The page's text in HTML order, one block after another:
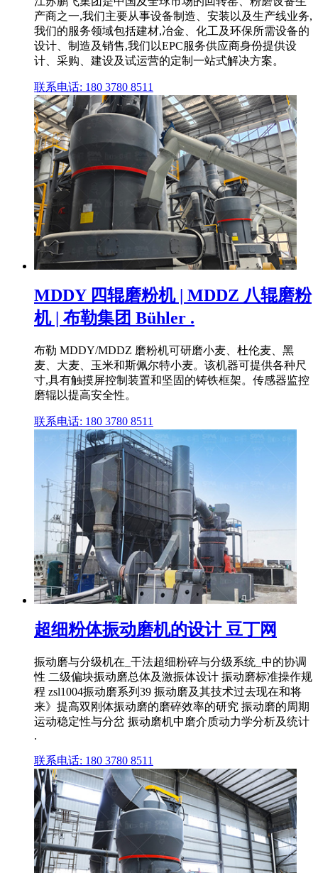
产商之一,我们主要从事设备制造、安装以及生产线业务,
我们的服务领域包括建材,冶金、化工及环保所需设备的
设计、制造及销售,我们以EPC服务供应商身份提供设
计、采购、建设及试运营的定制一站式解决方案。
联系电话: 180 3780 8511
MDDY 四辊磨粉机 | MDDZ 八辊磨粉
机 | 布勒集团 Bühler .
布勒 MDDY/MDDZ 磨粉机可研磨小麦、杜伦麦、黑
麦、大麦、玉米和斯佩尔特小麦。该机器可提供各种尺
寸,具有触摸屏控制装置和坚固的铸铁框架。传感器监控
磨辊以提高安全性。
联系电话: 180 3780 8511
超细粉体振动磨机的设计 豆丁网
振动磨与分级机在_干法超细粉碎与分级系统_中的协调
性 二级偏块振动磨总体及激振体设计 振动磨标准操作规
程 zsl1004振动磨系列39 振动磨及其技术过去现在和将
来》提高双刚体振动磨的磨碎效率的研究 振动磨的周期
运动稳定性与分岔 振动磨机中磨介质动力学分析及统计
.
联系电话: 180 3780 8511